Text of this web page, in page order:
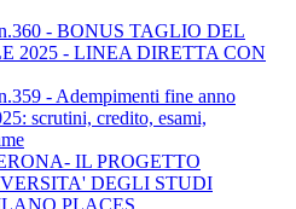
- BONUS TAGLIO DEL
2025 - LINEA DIRETTA CON
- Adempimenti fine anno
scrutini, credito, esami,
IL PROGETTO
DEGLI STUDI